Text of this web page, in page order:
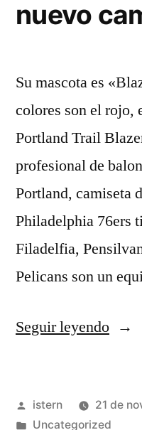
nuevo
Su mascota es
colores son el rojo,
Portland Trail
profesional de
Portland, camiseta
Philadelphia 76ers
Filadelfia,
Pelicans son un
Seguir leyendo
Publicado
por
istern
21 de
Publicado
Uncategorized